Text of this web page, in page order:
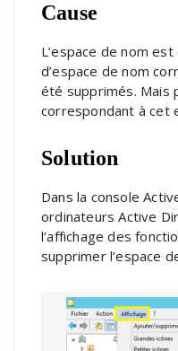
Cause
L’espace de nom
d’espace de nom
été supprimés. Mais
correspondant à cet
Solution
Dans la console
ordinateurs Active
l’affichage des
supprimer l’espace